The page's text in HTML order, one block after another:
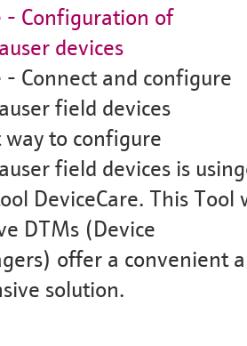
- Configuration of
devices
- Connect and configure
field devices
to configure
field devices is
DeviceCare. This Tool
DTMs (Device
offer a convenient
solution.